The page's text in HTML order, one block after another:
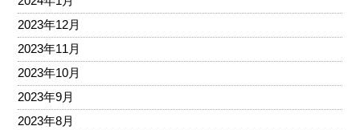
2023年12月
2023年11月
2023年10月
2023年9月
2023年8月